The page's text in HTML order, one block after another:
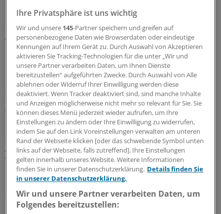
adäquate Supplementierung mit Vitamin B12. Insgesamt
sieht Hauner die Gefahr, dass Ernährungskonzepte zu
Ersatzreligionen werden, die letztlich zulasten der
Vielseitigkeit gehen und damit ungesund werden.
Umgekehrt seien aber viele propagierte
Ernährungsformen letztlich gesünder als die von
hochkalorischen Fertigprodukten dominierte
Standardernährung.
Was den DGIM-Experten in Deutschland fehlt, ist das
Problembewusstsein: "Adipositas braucht als
chronische Erkrankung eine lebenslange Betreuung.
Aber das wird nicht so gesehen", sagte DGIM-
Vorsitzende Professor Petra-Maria Schumm-Draeger,
München. Besonders der Gemeinsame
Bundesausschuss stelle sich quer, um zu verhindern,
dass plötzlich 15 Millionen Adipöse Anspruch auf GKV-
Leistungen hätten. In anderen Ländern sei diese
Ihre Privatsphäre ist uns wichtig
Wir und unsere 145-Partner speichern und greifen auf
personenbezogene Daten wie Browserdaten oder eindeutige
Kennungen auf Ihrem Gerät zu. Durch Auswahl von Akzeptieren
aktivieren Sie Tracking-Technologien für die unter „Wir und
unsere Partner verarbeiten Daten, um Ihnen Dienste
bereitzustellen“ aufgeführten Zwecke. Durch Auswahl von Alle
ablehnen oder Widerruf Ihrer Einwilligung werden diese
deaktiviert. Wenn Tracker deaktiviert sind, sind manche Inhalte
und Anzeigen möglicherweise nicht mehr so relevant für Sie. Sie
können dieses Menü jederzeit wieder aufrufen, um Ihre
Einstellungen zu ändern oder Ihre Einwilligung zu widerrufen,
indem Sie auf den Link Voreinstellungen verwalten am unteren
Rand der Webseite klicken [oder das schwebende Symbol unten
links auf der Webseite, falls zutreffend]. Ihre Einstellungen
gelten innerhalb unseres Website. Weitere Informationen
finden Sie in unserer Datenschutzerklärung. Details finden Sie
in unserer Datenschutzerklärung.
Wir und unsere Partner verarbeiten Daten, um
Folgendes bereitzustellen: